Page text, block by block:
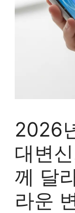
2026
대변
께 달
라운